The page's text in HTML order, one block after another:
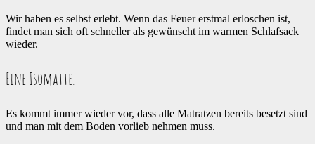
Wir haben es selbst erlebt. Wenn das Feuer erstmal erloschen ist,
findet man sich oft schneller als gewünscht im warmen Schlafsack
wieder.
Eine Isomatte.
Es kommt immer wieder vor, dass alle Matratzen bereits besetzt sind
und man mit dem Boden vorlieb nehmen muss.